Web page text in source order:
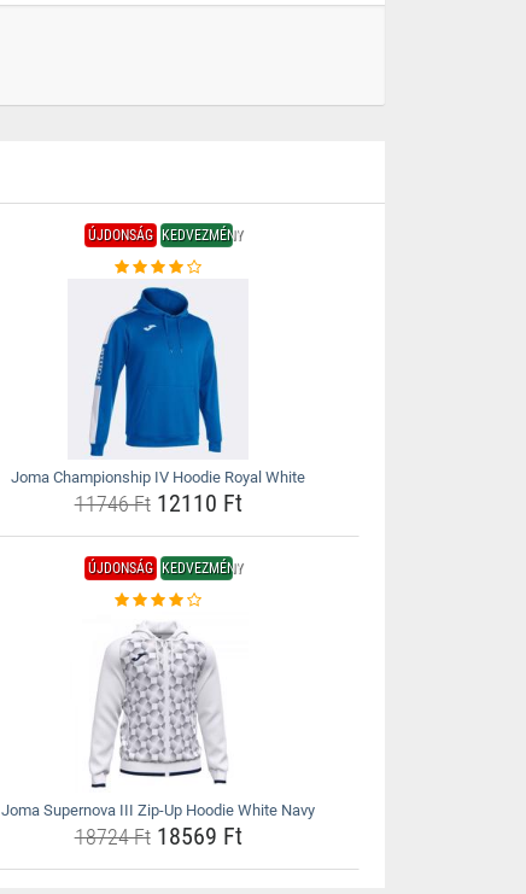
ÚJDONSÁG KEDVEZMÉNY
Joma Championship IV Hoodie Royal White
11746 Ft12110 Ft
ÚJDONSÁG KEDVEZMÉNY
Joma Supernova III Zip-Up Hoodie White Navy
18724 Ft18569 Ft